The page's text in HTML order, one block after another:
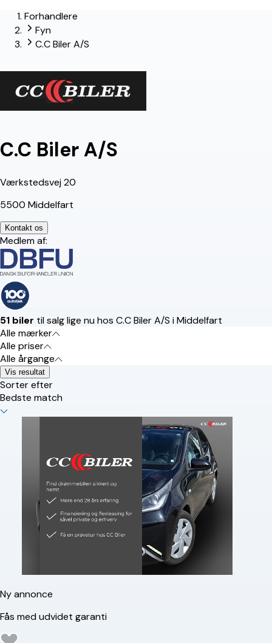
lead-forhandler
Forhandlere
Fyn
C.C Biler A/S
C.C Biler A/S
Værkstedsvej 20
5500 Middelfart
Kontakt os
Medlem af:
51 biler til salg lige nu hos C.C Biler A/S i Middelfart
Alle mærker
Alle priser
Alle årgange
Vis resultat
Sorter efter
Bedste match
Ny annonce
Fås med udvidet garanti